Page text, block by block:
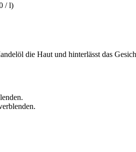
/ l)
die Haut und hinterlässt das